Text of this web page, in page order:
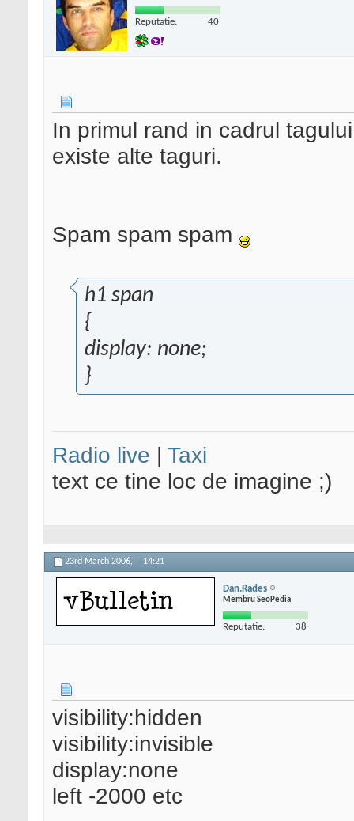
Reputatie: 40
In primul rand in cadrul
existe alte taguri.
Spam spam spam
h1 span
{
display: none;
}
Radio live | Taxi
text ce tine loc de imagine ;)
23rd March 2006, 14:21
Dan.Rades
Membru SeoPedia
Reputatie: 38
visibility:hidden
visibility:invisible
display:none
left -2000 etc